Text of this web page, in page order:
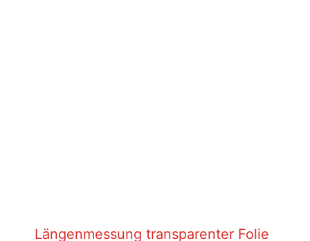
Längenmessung transparenter Folie